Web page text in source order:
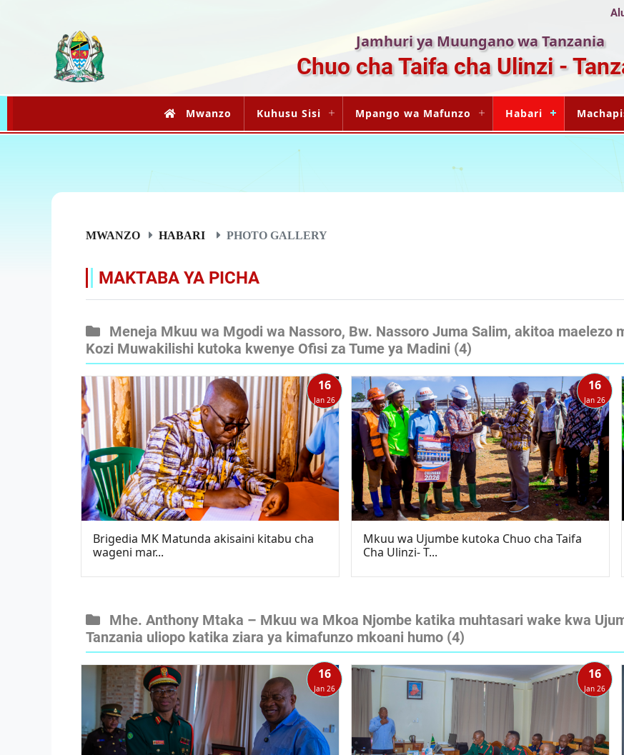
Jamhuri ya Muungano wa Tanzania
Chuo cha Taifa cha Ulinzi -
Mwanzo Kuhusu Sisi Mpango wa Mafunzo Habari
MWANZO HABARI PHOTO GALLERY
MAKTABA YA PICHA
Meneja Mkuu wa Mgodi wa Nassoro, Bw. Nassoro Juma Salim, akitoa maelezo
Kozi Muwakilishi kutoka kwenye Ofisi za Tume ya Madini (4)
16
Jan 26
Brigedia MK Matunda akisaini kitabu cha
wageni mar...
16
Jan 26
Mkuu wa Ujumbe kutoka Chuo cha Taifa
Cha Ulinzi- T...
Mhe. Anthony Mtaka – Mkuu wa Mkoa Njombe katika muhtasari wake kwa
Tanzania uliopo katika ziara ya kimafunzo mkoani humo (4)
16
Jan 26
16
Jan 26